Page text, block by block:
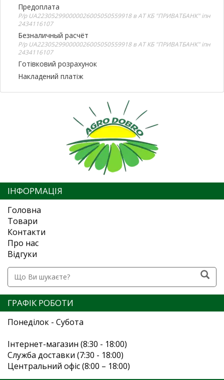
Предоплата
Р/р UA223052990000026005050559918 в АТ КБ "ПРИВАТБАНК" іпн
2434116107
Безналичный расчёт
Р/р UA223052990000026005050559918 в АТ КБ "ПРИВАТБАНК" іпн
2434116107
Готівковий розрахунок
Накладений платіж
ІНФОРМАЦІЯ
Головна
Товари
Контакти
Про нас
Відгуки
ГРАФІК РОБОТИ
Понеділок - Субота
Інтернет-магазин (8:30 - 18:00)
Служба доставки (7:30 - 18:00)
Центральний офіс (8:00 – 18:00)